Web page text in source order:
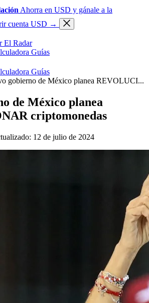
Ahorra en USD y gánale a la
cuenta USD →
El Radar
Guías
Guías
gobierno de México planea REVOLUCI...
de México planea
criptomonedas
12 de julio de 2024